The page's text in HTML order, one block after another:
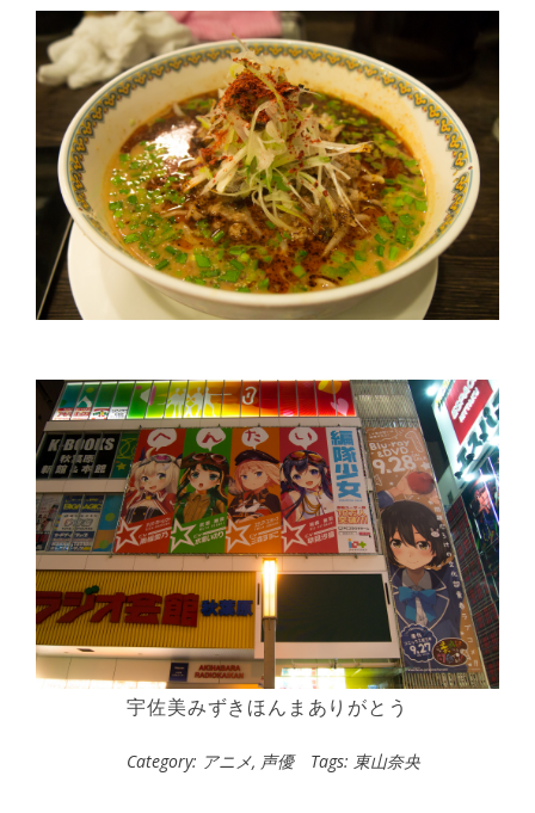
宇佐美みずきほんまありがとう
Category: アニメ, 声優 Tags: 東山奈央